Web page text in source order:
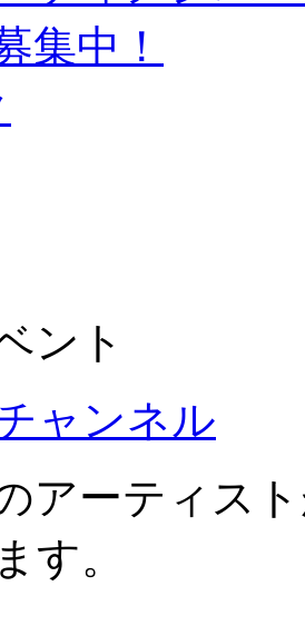
ント
ャンネル
アーティス
す。